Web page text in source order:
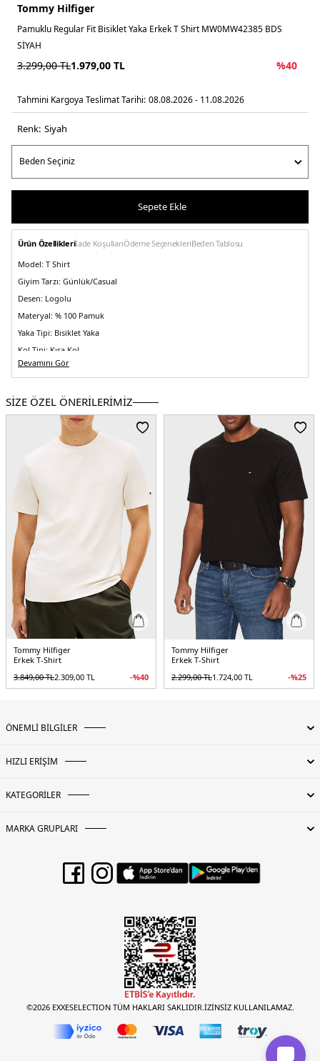
Tommy Hilfiger
Pamuklu Regular Fit Bisiklet Yaka Erkek T Shirt MW0MW42385 BDS
SİYAH
3.299,00TL1.979,00 TL %40
Tahmini Kargoya Teslimat Tarihi: 08.08.2026 - 11.08.2026
Renk: si̇yah
Sepete Ekle
Ürün Özellikleriİade KoşullarıÖdeme SeçenekleriBeden Tablosu
Model: T Shirt
Giyim Tarzı: Günlük/Casual
Desen: Logolu
Materyal: % 100 Pamuk
Yaka Tipi: Bisiklet Yaka
Kol Tipi: Kısa Kol
Kumaş Tipi:Belirtilmemiş
Kalıp Bilgisi:Regular Fit
Yaş Grubu:Yetişkin
Türkiye
3DE1MW0MW42385BDS.07
Devamını Gör
SİZE ÖZEL ÖNERİLERİMİZ
Tommy Hilfiger
Erkek T-Shirt
3.849,00TL2.309,00 TL -%40
Tommy Hilfiger
Erkek T-Shirt
2.299,00TL1.724,00 TL -%25
ÖNEMLİ BİLGİLER
HIZLI ERİŞİM
KATEGORİLER
MARKA GRUPLARI
©2026 EXXESELECTION TÜM HAKLARI SAKLIDIR.İZİNSİZ KULLANILAMAZ.